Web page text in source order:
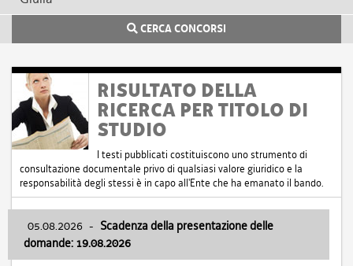
CERCA CONCORSI
RISULTATO DELLA
RICERCA PER TITOLO DI
STUDIO
I testi pubblicati costituiscono uno strumento di
consultazione documentale privo di qualsiasi valore giuridico e la
responsabilità degli stessi è in capo all'Ente che ha emanato il bando.
05.08.2026 - Scadenza della presentazione delle
domande: 19.08.2026